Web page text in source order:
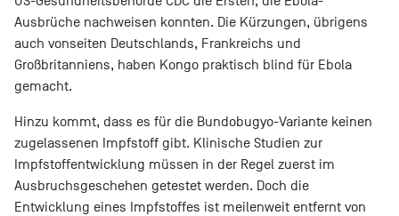
Ausbrüche nachweisen konnten. Die Kürzungen, übrigens
auch vonseiten Deutschlands, Frankreichs und
Großbritanniens, haben Kongo praktisch blind für Ebola
gemacht.
Hinzu kommt, dass es für die Bundobugyo-Variante keinen
zugelassenen Impfstoff gibt. Klinische Studien zur
Impfstoffentwicklung müssen in der Regel zuerst im
Ausbruchsgeschehen getestet werden. Doch die
Entwicklung eines Impfstoffes ist meilenweit entfernt von